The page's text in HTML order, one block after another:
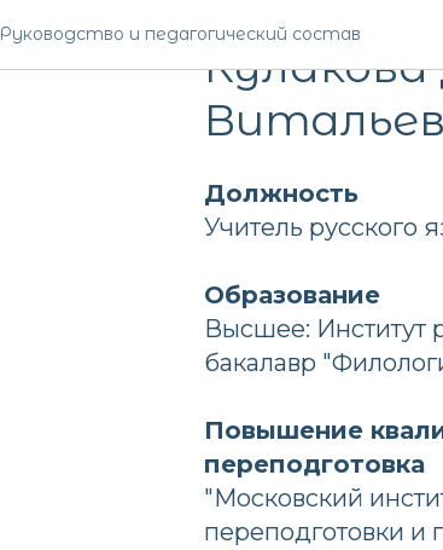
Руководство и педагогический состав
Кулакова
Должность
Учитель русского
Образование
Высшее: Институт
бакалавр
Повышение
переподготовка
"Московский
переподготовки